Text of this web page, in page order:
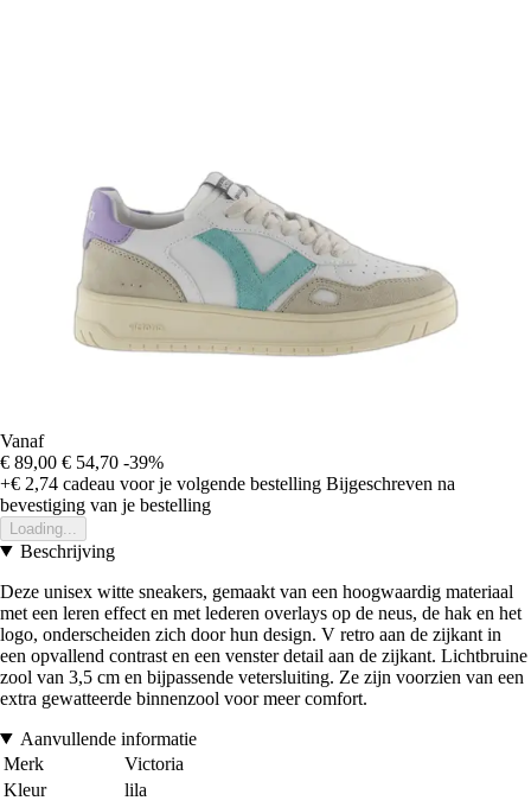
Vanaf
€ 89,00 € 54,70 -39%
+€ 2,74 cadeau voor je volgende bestelling Bijgeschreven na
bevestiging van je bestelling
Loading...
Beschrijving
Deze unisex witte sneakers, gemaakt van een hoogwaardig materiaal
met een leren effect en met lederen overlays op de neus, de hak en het
logo, onderscheiden zich door hun design. V retro aan de zijkant in
een opvallend contrast en een venster detail aan de zijkant. Lichtbruine
zool van 3,5 cm en bijpassende vetersluiting. Ze zijn voorzien van een
extra gewatteerde binnenzool voor meer comfort.
Aanvullende informatie
Merk
Victoria
Kleur
lila